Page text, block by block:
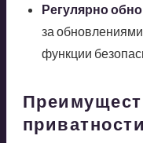
Регулярно
за
функции
приватности